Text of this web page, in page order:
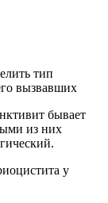
тип
вызвавших
бывает
из них
у